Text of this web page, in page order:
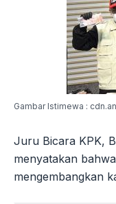
Gambar Istimewa :
Juru Bicara KPK,
menyatakan
mengembangkan